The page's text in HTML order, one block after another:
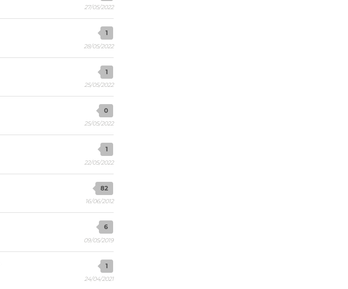
27/05/2022
1
28/05/2022
1
25/05/2022
0
25/05/2022
1
22/05/2022
82
16/06/2012
6
09/05/2019
1
24/04/2021